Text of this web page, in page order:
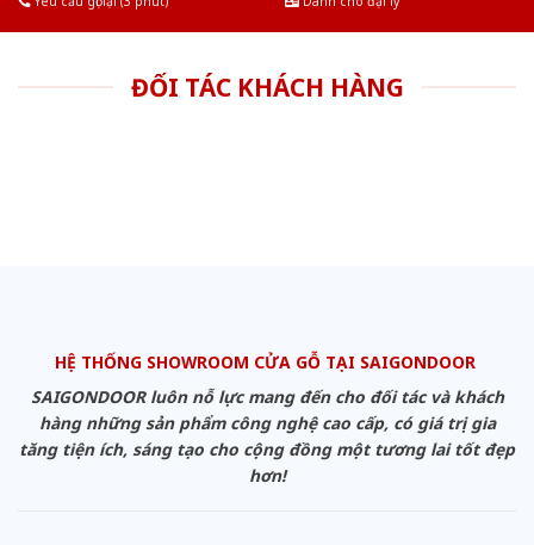
ĐỐI TÁC KHÁCH HÀNG
HỆ THỐNG SHOWROOM CỬA GỖ TẠI SAIGONDOOR
SAIGONDOOR luôn nỗ lực mang đến cho đối tác và khách
hàng những sản phẩm công nghệ cao cấp, có giá trị gia
tăng tiện ích, sáng tạo cho cộng đồng một tương lai tốt đẹp
hơn!